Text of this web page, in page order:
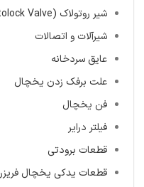
شیر روتولاک (Rotolock Valve)
شیرآلات و اتصالات
عایق سردخانه
علت برفک زدن یخچال
فن یخچال
فیلتر درایر
قطعات برودتی
قطعات یدکی یخچال فریزر